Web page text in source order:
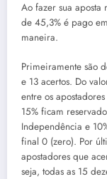
Ao fazer sua aposta
de 45,3% é pago
maneira.
Primeiramente são
e 13 acertos. Do
entre os
15% ficam
Independência e
final 0 (zero). Por
apostadores que
seja, todas as 15